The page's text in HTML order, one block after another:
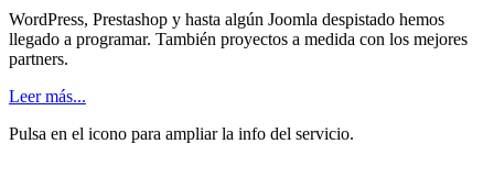
WordPress, Prestashop y hasta algún Joomla despistado hemos
llegado a programar. También proyectos a medida con los mejores
partners.
Leer más...
Pulsa en el icono para ampliar la info del servicio.